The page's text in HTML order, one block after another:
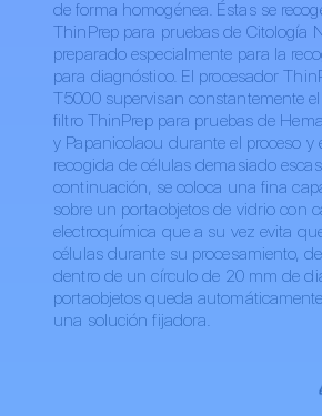
de forma homogénea. Éstas se
ThinPrep para pruebas de Citología
preparado especialmente para la
para diagnóstico. El procesador
T5000 supervisan constantemente
filtro ThinPrep para pruebas de
y Papanicolaou durante el proceso y
recogida de células demasiado
continuación, se coloca una fina
sobre un portaobjetos de vidrio con
electroquímica que a su vez evita
células durante su procesamiento,
dentro de un círculo de 20 mm de
portaobjetos queda
una solución fijadora.